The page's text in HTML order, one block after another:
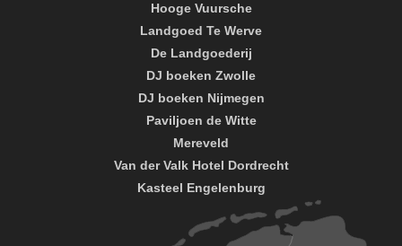
Hooge Vuursche
Landgoed Te Werve
De Landgoederij
DJ boeken Zwolle
DJ boeken Nijmegen
Paviljoen de Witte
Mereveld
Van der Valk Hotel Dordrecht
Kasteel Engelenburg